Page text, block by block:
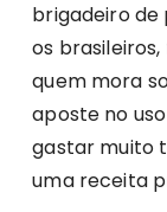
brigadeiro de
os
quem mora
aposte no
gastar muito
uma receita